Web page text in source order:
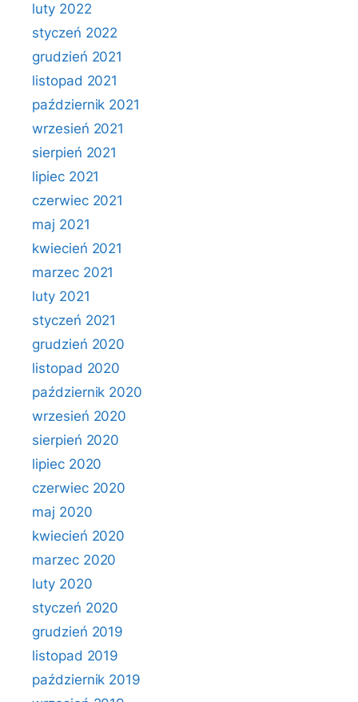
luty 2022
styczeń 2022
grudzień 2021
listopad 2021
październik 2021
wrzesień 2021
sierpień 2021
lipiec 2021
czerwiec 2021
maj 2021
kwiecień 2021
marzec 2021
luty 2021
styczeń 2021
grudzień 2020
listopad 2020
październik 2020
wrzesień 2020
sierpień 2020
lipiec 2020
czerwiec 2020
maj 2020
kwiecień 2020
marzec 2020
luty 2020
styczeń 2020
grudzień 2019
listopad 2019
październik 2019